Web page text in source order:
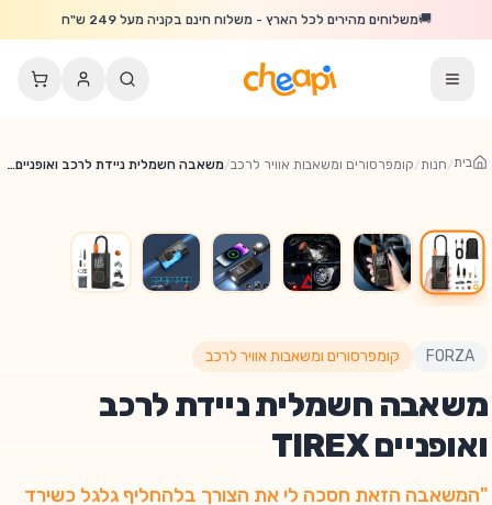
דלג לתוכן הראשי
🚚משלוחים מהירים לכל הארץ - משלוח חינם בקניה מעל 249 ש"ח
בית/חנות/קומפרסורים ומשאבות אוויר לרכב/ משאבה חשמלית ניידת לרכב ואופניים TIREX
FORZA קומפרסורים ומשאבות אוויר לרכב
משאבה חשמלית ניידת לרכב
ואופניים TIREX
"המשאבה הזאת חסכה לי את הצורך בלהחליף גלגל כשירד